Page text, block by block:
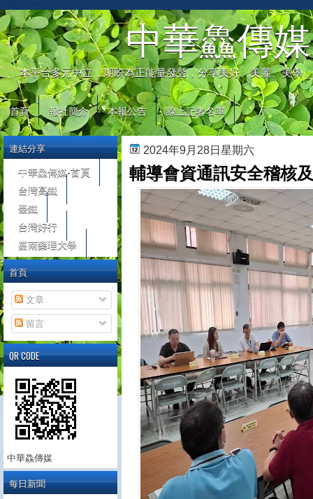
中華鱻傳媒
本平台多元中立，期盼為正能量發聲，分享美好、美麗、美學
首頁 報社簡介 本報公告 線上記者名單
2024年9月28日星期六
輔導會資通訊安全稽核
連結分享
中華鱻傳媒-首頁
台灣高鐵
臺鐵
台灣好行
嘉南藥理大學
首頁
文章
留言
QR CODE
中華鱻傳媒
每日新聞